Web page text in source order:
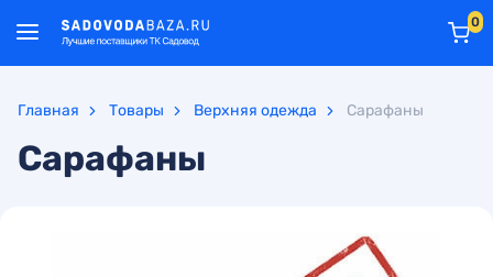
0
Главная Товары Верхняя одежда Сарафаны
Сарафаны